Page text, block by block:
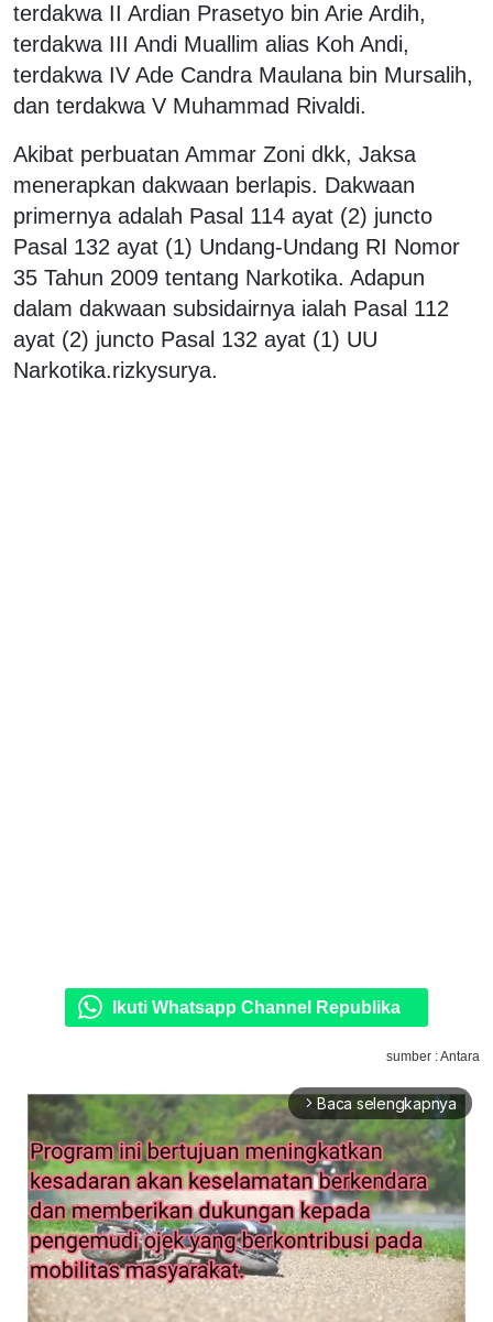
terdakwa II Ardian Prasetyo bin Arie Ardih,
terdakwa III Andi Muallim alias Koh Andi,
terdakwa IV Ade Candra Maulana bin Mursalih,
dan terdakwa V Muhammad Rivaldi.
Akibat perbuatan Ammar Zoni dkk, Jaksa
menerapkan dakwaan berlapis. Dakwaan
primernya adalah Pasal 114 ayat (2) juncto
Pasal 132 ayat (1) Undang-Undang RI Nomor
35 Tahun 2009 tentang Narkotika. Adapun
dalam dakwaan subsidairnya ialah Pasal 112
ayat (2) juncto Pasal 132 ayat (1) UU
Narkotika.rizkysurya.
Ikuti Whatsapp Channel Republika
sumber : Antara
arrow_forward_ios Baca selengkapnya